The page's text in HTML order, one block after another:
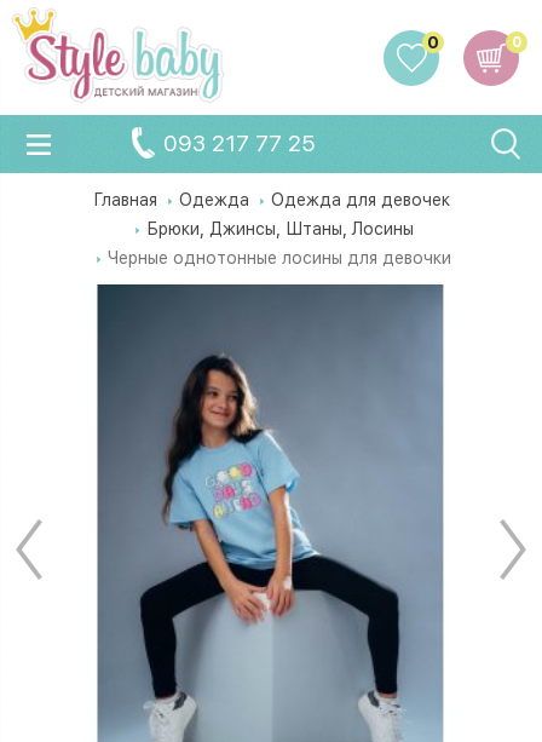
0
0
093 217 77 25
Главная Одежда
Одежда для девочек
Брюки, Джинсы, Штаны, Лосины
Черные однотонные лосины для девочки